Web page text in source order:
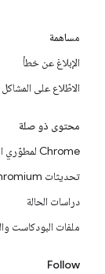
مساهمة
الإبلاغ عن خطأ
الاطّلاع على
محتوى ذو صلة
Chrome لمطوّري البرامج
تحديثات Chromium
دراسات الحالة
ملفات البودكاست
Follow